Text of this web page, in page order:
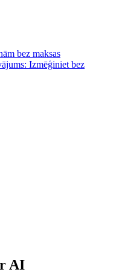
bez maksas
Izmēģiniet bez
AI